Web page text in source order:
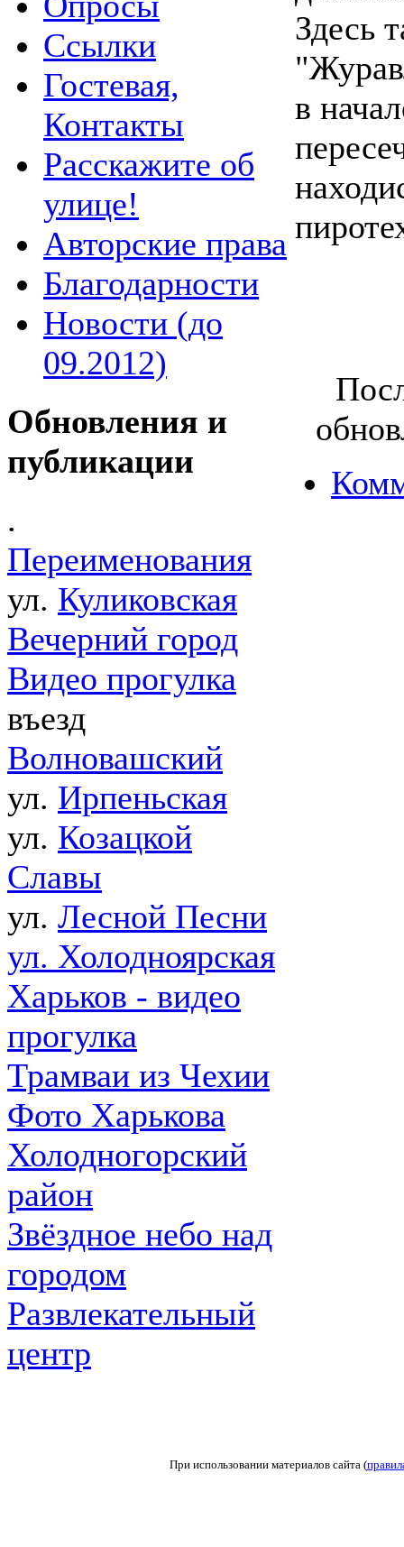
Ссылки
Гостевая,
Контакты
Расскажите об
улице!
Авторские права
Благодарности
Новости (до
09.2012)
Обновления и
публикации
.
Переименования
ул. Куликовская
Вечерний город
Видео прогулка
въезд
Волновашский
ул. Ирпеньская
ул. Козацкой
Славы
ул. Лесной Песни
ул. Холодноярская
Харьков - видео
прогулка
Трамваи из Чехии
Фото Харькова
Холодногорский
район
Звёздное небо над
городом
Развлекательный
центр
Здесь
в
При использовании материалов сайта (